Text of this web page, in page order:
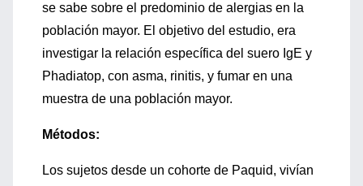
se sabe sobre el predominio de alergias en la
población mayor. El objetivo del estudio, era
investigar la relación específica del suero IgE y
Phadiatop, con asma, rinitis, y fumar en una
muestra de una población mayor.
Métodos:
Los sujetos desde un cohorte de Paquid, vivían